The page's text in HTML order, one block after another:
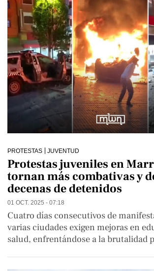
PROTESTAS JUVENTUD
Protestas juveniles en
tornan más combativas y
decenas de detenidos
01 OCT. 2025 - 07:18
Cuatro días consecutivos de
varias ciudades exigen mejoras en
salud, enfrentándose a la brutalidad